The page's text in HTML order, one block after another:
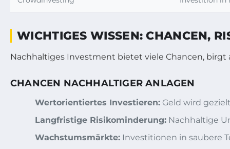
WICHTIGES WISSEN: CHANCEN,
Nachhaltiges Investment bietet viele Chancen,
CHANCEN NACHHALTIGER ANLAGEN
Wertorientiertes Investieren: Geld wird
Langfristige Risikominderung: Nachhaltige
Wachstumsmärkte: Investitionen in saubere